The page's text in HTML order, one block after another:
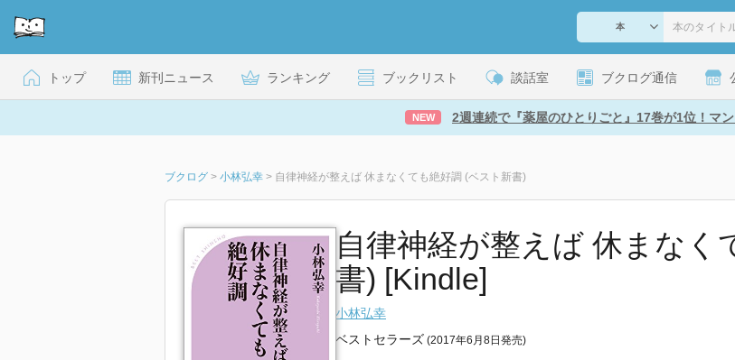
トップ 新刊ニュース ランキング ブックリスト 談話室 ブクログ通信
NEW 2週連続で『薬屋のひとりごと』17巻が1位！マ
ブクログ > 小林弘幸 > 自律神経が整えば 休まなくても絶好調 (ベスト新書)
自律神経が整えば 休まなく
書) [Kindle]
小林弘幸
ベストセラーズ (2017年6月8日発売)